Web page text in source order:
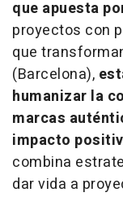
que apuesta
proyectos con
que
(Barcelona),
humanizar la
marcas
impacto
combina
dar vida a